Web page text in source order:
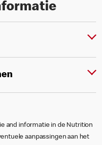
and informatie in de Nutrition
aanpassingen aan het